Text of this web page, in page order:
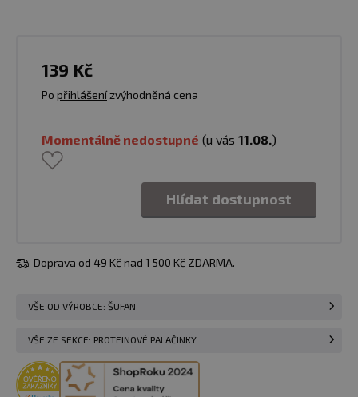
139 Kč
Po přihlášenízvýhodněná cena
Momentálně nedostupné (u vás 11.08.)
Hlídat dostupnost
Doprava od 49 Kč nad 1 500 Kč ZDARMA.
VŠE OD VÝROBCE: ŠUFAN
VŠE ZE SEKCE: PROTEINOVÉ PALAČINKY